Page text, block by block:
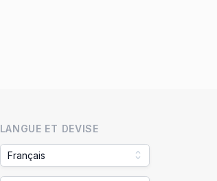
LANGUE ET DEVISE
Français